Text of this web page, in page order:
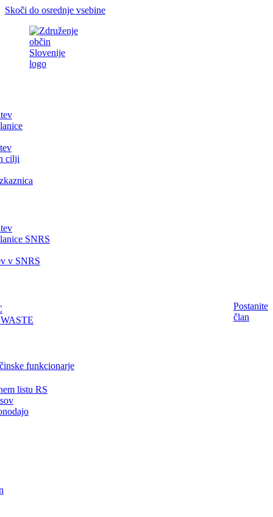
Skoči do osrednje vsebine
cilji
SNRS
v SNRS
funkcionarje
listu RS
Postanite
član